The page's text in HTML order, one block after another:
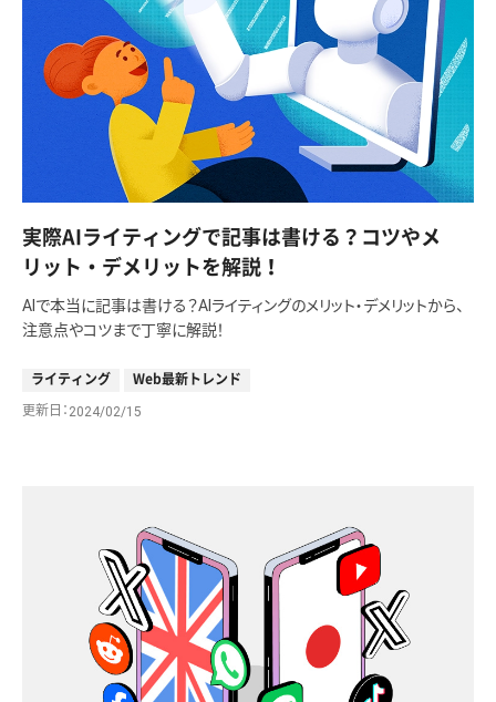
実際AIライティングで記事は書ける？コツやメ
リット・デメリットを解説！
AIで本当に記事は書ける？AIライティングのメリット・デメリットから、
注意点やコツまで丁寧に解説！
ライティング Web最新トレンド
更新日 2024/02/15